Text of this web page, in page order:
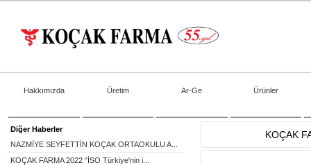
Hakkımızda Üretim Ar-Ge Ürünler
Diğer Haberler
NAZMİYE SEYFETTİN KOÇAK ORTAOKULU A...
KOÇAK FARMA 2022 "İSO Türkiye'nin i...
KOÇAK